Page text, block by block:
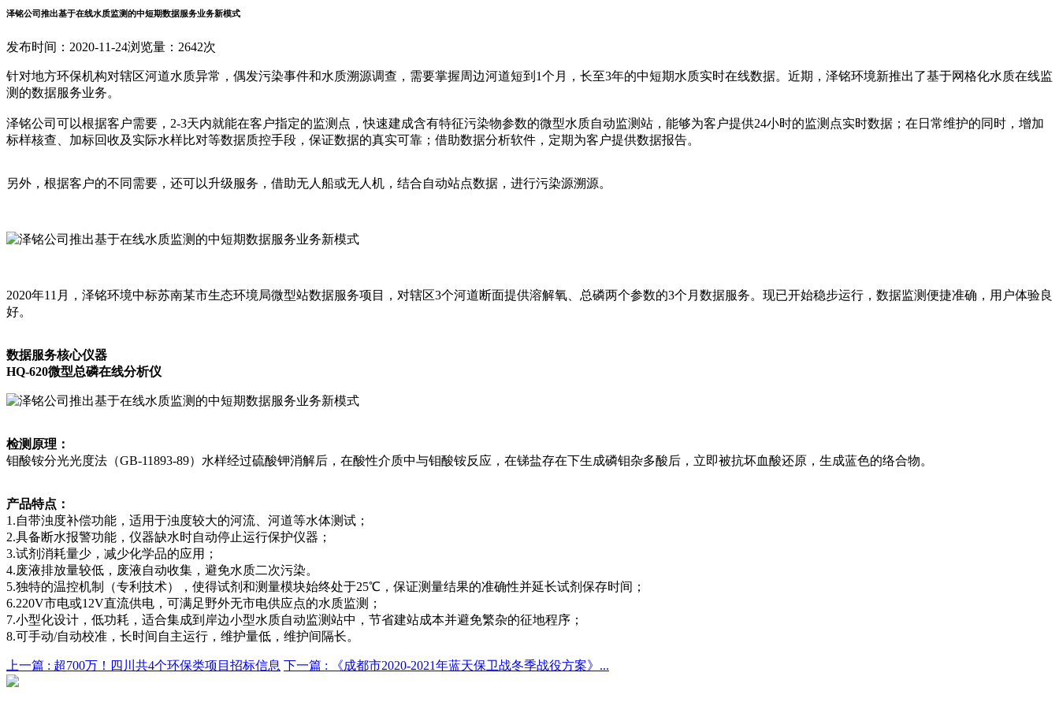
泽铭公司推出基于在线水质监测的中短期数据服务业务新模式
发布时间：2020-11-24浏览量：2642次
针对地方环保机构对辖区河道水质异常，偶发污染事件和水质溯源调查，需要掌握周边河道短到1个月，长至3年的中短期水质实时在线数据。近期，泽铭环境新推出了基于网格化水质在线监
测的数据服务业务。
泽铭公司可以根据客户需要，2-3天内就能在客户指定的监测点，快速建成含有特征污染物参数的微型水质自动监测站，能够为客户提供24小时的监测点实时数据；在日常维护的同时，增加
标样核查、加标回收及实际水样比对等数据质控手段，保证数据的真实可靠；借助数据分析软件，定期为客户提供数据报告。
另外，根据客户的不同需要，还可以升级服务，借助无人船或无人机，结合自动站点数据，进行污染源溯源。
2020年11月，泽铭环境中标苏南某市生态环境局微型站数据服务项目，对辖区3个河道断面提供溶解氧、总磷两个参数的3个月数据服务。现已开始稳步运行，数据监测便捷准确，用户体验良
好。
数据服务核心仪器
HQ-620微型总磷在线分析仪
检测原理：
钼酸铵分光光度法（GB-11893-89）水样经过硫酸钾消解后，在酸性介质中与钼酸铵反应，在锑盐存在下生成磷钼杂多酸后，立即被抗坏血酸还原，生成蓝色的络合物。
产品特点：
1.自带浊度补偿功能，适用于浊度较大的河流、河道等水体测试；
2.具备断水报警功能，仪器缺水时自动停止运行保护仪器；
3.试剂消耗量少，减少化学品的应用；
4.废液排放量较低，废液自动收集，避免水质二次污染。
5.独特的温控机制（专利技术），使得试剂和测量模块始终处于25℃，保证测量结果的准确性并延长试剂保存时间；
6.220V市电或12V直流供电，可满足野外无市电供应点的水质监测；
7.小型化设计，低功耗，适合集成到岸边小型水质自动监测站中，节省建站成本并避免繁杂的征地程序；
8.可手动/自动校准，长时间自主运行，维护量低，维护间隔长。
上一篇 : 超700万！四川共4个环保类项目招标信息 下一篇 : 《成都市2020-2021年蓝天保卫战冬季战役方案》...